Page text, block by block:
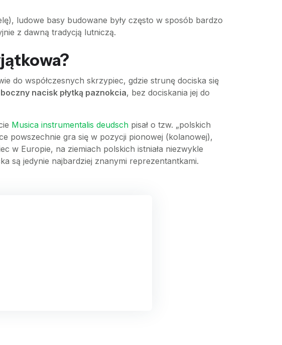
ludowe basy budowane były często w sposób bardzo
z dawną tradycją lutniczą.
do współczesnych skrzypiec, gdzie strunę dociska się
boczny nacisk płytką paznokcia, bez dociskania jej do
Musica instrumentalis deudsch pisał o tzw. „polskich
powszechnie gra się w pozycji pionowej (kolanowej),
w Europie, na ziemiach polskich istniała niezwykle
są jedynie najbardziej znanymi reprezentantkami.